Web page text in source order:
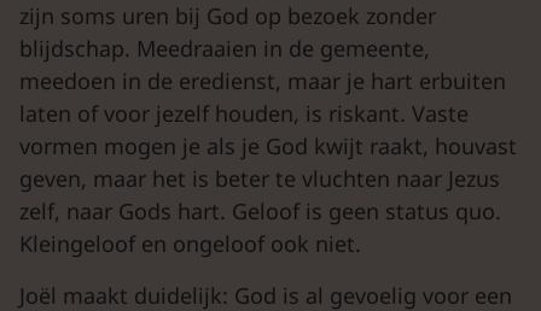
zijn soms uren bij God op bezoek zonder
blijdschap. Meedraaien in de gemeente,
meedoen in de eredienst, maar je hart erbuiten
laten of voor jezelf houden, is riskant. Vaste
vormen mogen je als je God kwijt raakt, houvast
geven, maar het is beter te vluchten naar Jezus
zelf, naar Gods hart. Geloof is geen status quo.
Kleingeloof en ongeloof ook niet.
Joël maakt duidelijk: God is al gevoelig voor een